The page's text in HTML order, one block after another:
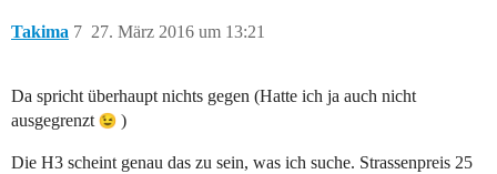
Takima 27. März 2016 um 13:21
7
Da spricht überhaupt nichts gegen (Hatte ich ja auch nicht
ausgegrenzt
)
Die H3 scheint genau das zu sein, was ich suche. Strassenpreis 25